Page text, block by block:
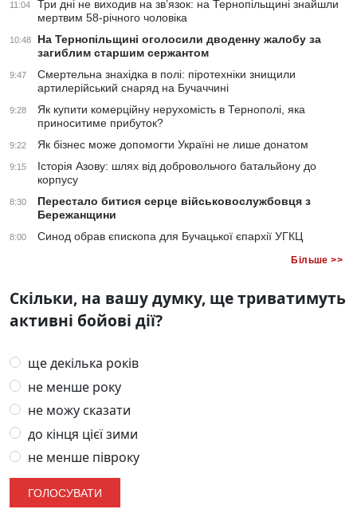
11:04
Три дні не виходив на зв’язок: на Тернопільщині знайшли
мертвим 58-річного чоловіка
10:48
На Тернопільщині оголосили дводенну жалобу за
загиблим старшим сержантом
9:47
Смертельна знахідка в полі: піротехніки знищили
артилерійський снаряд на Бучаччині
9:28
Як купити комерційну нерухомість в Тернополі, яка
приноситиме прибуток?
9:22 Як бізнес може допомогти Україні не лише донатом
9:15
Історія Азову: шлях від добровольчого батальйону до
корпусу
8:30
Перестало битися серце військовослужбовця з
Бережанщини
8:00 Синод обрав єпископа для Бучацької єпархії УГКЦ
Більше >>
Скільки, на вашу думку, ще триватимуть
активні бойові дії?
ще декілька років
не менше року
не можу сказати
до кінця цієї зими
не менше півроку